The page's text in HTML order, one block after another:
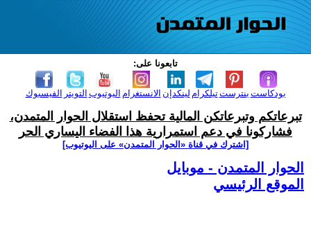
تابعونا على:
الفيسبوك التويتر اليوتيوب الانستغرام لينكدإن تيلكرامبنترست بودكاست
تبرعاتكم وتبرعاتكن المالية تحفظ استقلال الحوار المتمدن،
فشاركونا في دعم استمرارية هذا الفضاء اليساري الحر
[اشترك في قناة ‫«الحوار المتمدن» على اليوتيوب]
الحوار المتمدن - موبايل
الموقع الرئيسي